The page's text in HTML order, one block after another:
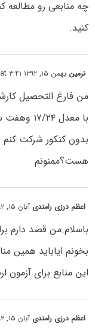
چه منابعی رو مطالعه
کنید.
نرمین بهمن ۱۵, ۱۳۹۲ at ۳:۴۱ ب٫ظ
من فارغ التحصیل
با معدل
بدون کنکور شرکت
هست؟ممنونم
اعظم درزی رامندی آبان ۱۵, ۱۳۹۲ at ۱۰:۵۰ ق٫ظ
باسلام.من قصد دارم
بخونم ایاباید همین
این منابع برای آزمون ارشد سال ۹۳
اعظم درزی رامندی آبان ۱۵, ۱۳۹۲ at ۱۰:۴۶ ق٫ظ